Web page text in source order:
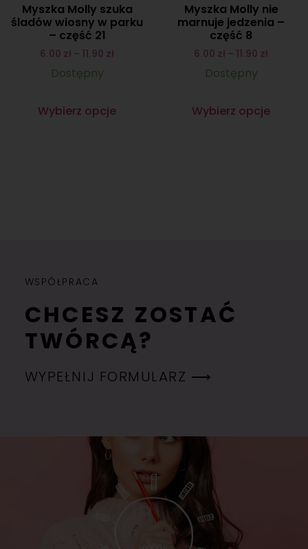
Myszka Molly szuka
śladów wiosny w parku
– część 21
6.00 zł – 11.90 zł
Dostępny
Wybierz opcje
Myszka Molly nie
marnuje jedzenia –
część 8
6.00 zł – 11.90 zł
Dostępny
Wybierz opcje
WSPÓŁPRACA
CHCESZ ZOSTAĆ
TWÓRCĄ?
WYPEŁNIJ FORMULARZ ⟶